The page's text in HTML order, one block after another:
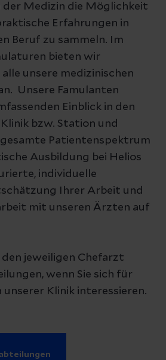
der Medizin die Möglichkeit
Erfahrungen in
Beruf zu sammeln. Im
bieten wir
alle unsere medizinischen
Unsere Famulanten
Einblick in den
bzw. Station und
gesamte Patientenspektrum
Ausbildung bei Helios
individuelle
Ihrer Arbeit und
mit unseren Ärzten auf
jeweiligen Chefarzt
wenn Sie sich für
unserer Klinik interessieren.